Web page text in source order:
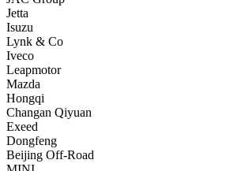
Jetta
Isuzu
Lynk & Co
Iveco
Leapmotor
Mazda
Hongqi
Changan Qiyuan
Exeed
Dongfeng
Beijing Off-Road